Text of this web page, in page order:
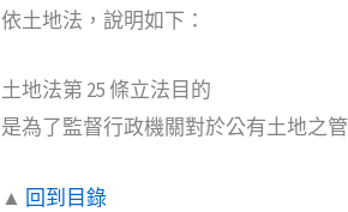
依土地法，說明如下：
土地法第 25 條立法目的
是為了監督行政機關對於公有土地之
▲ 回到目錄